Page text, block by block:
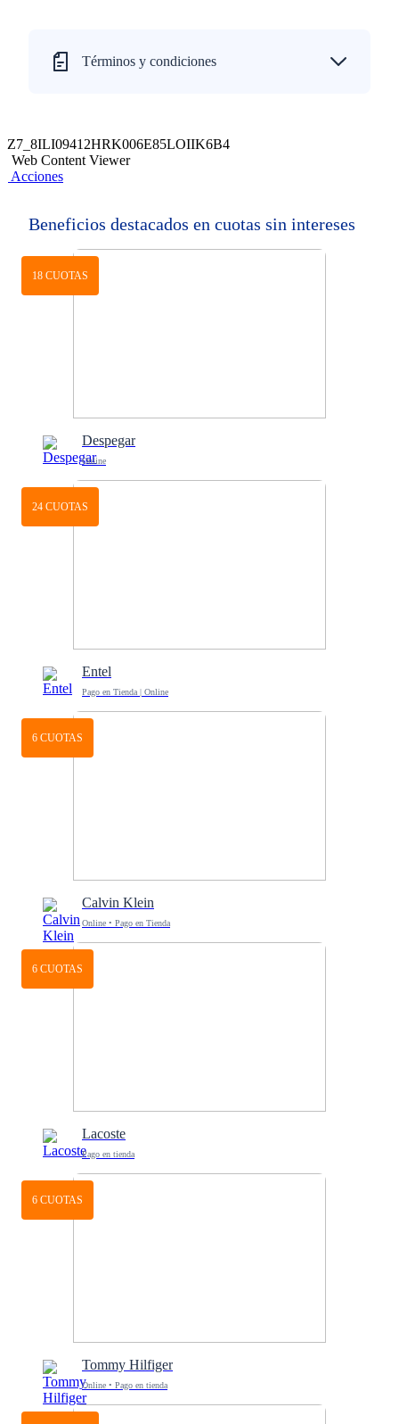
Términos y condiciones
Z7_8ILI09412HRK006E85LOIIK6B4
Web Content Viewer
Acciones
Beneficios destacados en cuotas sin intereses
18 CUOTAS
Despegar
Online
24 CUOTAS
Entel
Pago en Tienda | Online
6 CUOTAS
Calvin Klein
Online • Pago en Tienda
6 CUOTAS
Lacoste
Pago en tienda
6 CUOTAS
Tommy Hilfiger
Online • Pago en tienda